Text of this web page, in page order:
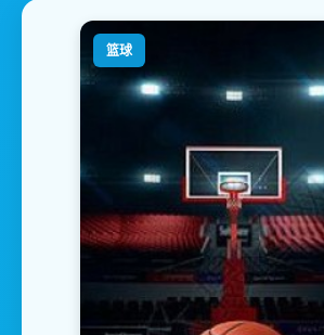
篮球